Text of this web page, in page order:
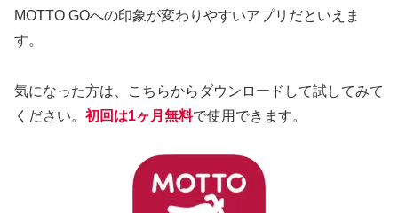
MOTTO GOへの印象が変わりやすいアプリだといえま
す。
気になった方は、こちらからダウンロードして試してみて
ください。 初回は1ヶ月無料で使用できます。